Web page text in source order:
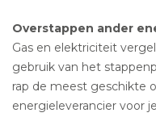
Overstappen ander
Gas en elektriciteit
gebruik van het
rap de meest geschikte
energieleverancier voor